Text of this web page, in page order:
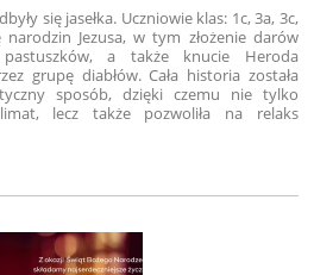
się jasełka. Uczniowie klas: 1c, 3a, 3c,
Jezusa, w tym złożenie darów
pastuszków, a także knucie Heroda
grupę diabłów. Cała historia została
sposób, dzięki czemu nie tylko
lecz także pozwoliła na relaks